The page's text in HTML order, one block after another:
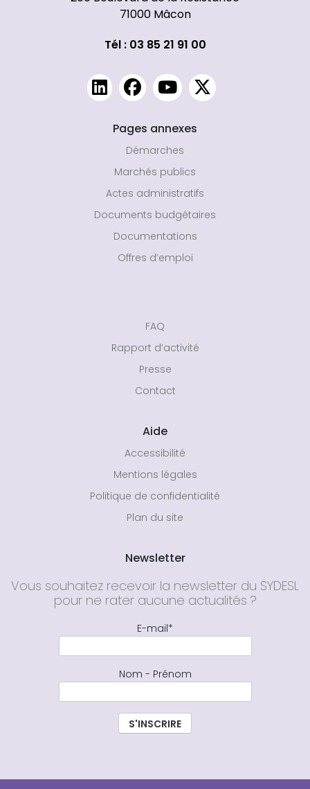
71000 Mâcon
Tél : 03 85 21 91 00
Pages annexes
Démarches
Marchés publics
Actes administratifs
Documents budgétaires
Documentations
Offres d’emploi
FAQ
Rapport d’activité
Presse
Contact
Aide
Accessibilité
Mentions légales
Politique de confidentialité
Plan du site
Newsletter
Vous souhaitez recevoir la newsletter du SYDESL
pour ne rater aucune actualités ?
E-mail*
Nom - Prénom